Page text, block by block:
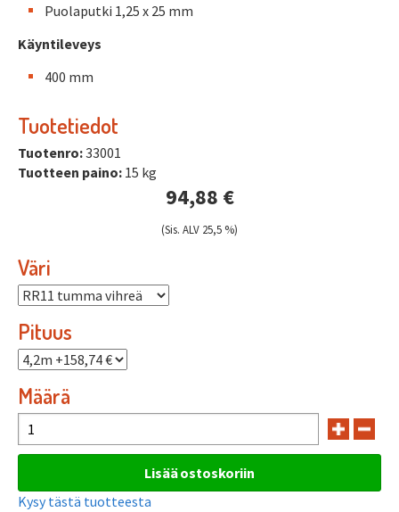
Puolaputki 1,25 x 25 mm
Käyntileveys
400 mm
Tuotetiedot
Tuotenro:33001
Tuotteen paino: 15 kg
94,88 €
(Sis. ALV 25,5 %)
Väri
Pituus
Määrä
Kysy tästä tuotteesta